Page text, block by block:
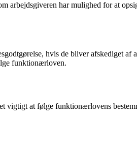
arbejdsgiveren har mulighed for at
hvis de bliver afskediget
funktionærloven.
at følge funktionærlovens